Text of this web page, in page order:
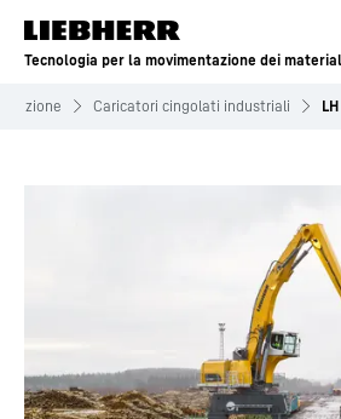
Tecnologia per la movimentazione dei
Caricatori cingolati industriali